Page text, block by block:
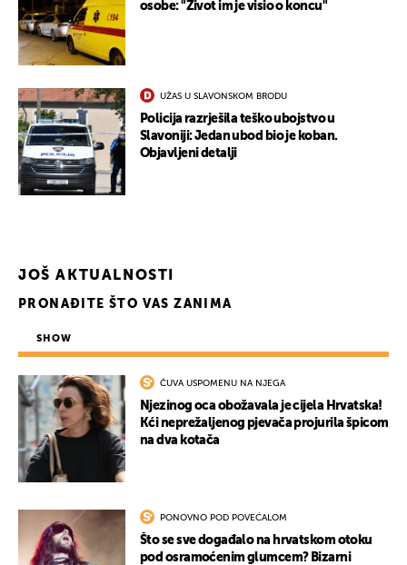
osobe: "Život im je visio o koncu"
UŽAS U SLAVONSKOM BRODU
Policija razrješila teško ubojstvo u
Slavoniji: Jedan ubod bio je koban.
Objavljeni detalji
JOŠ AKTUALNOSTI
PRONAĐITE ŠTO VAS ZANIMA
SHOW
ČUVA USPOMENU NA NJEGA
Njezinog oca obožavala je cijela Hrvatska!
Kći neprežaljenog pjevača projurila špicom
na dva kotača
PONOVNO POD POVEĆALOM
Što se sve događalo na hrvatskom otoku
pod osramoćenim glumcem? Bizarni